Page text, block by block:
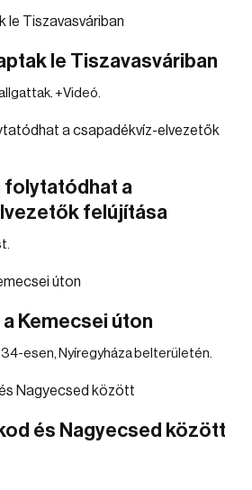
le Tiszavasváriban
+Videó.
folytatódhat a
felújítása
Kemecsei úton
esen, Nyíregyháza belterületén.
és Nagyecsed között